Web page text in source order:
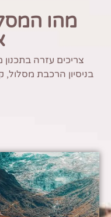
מהו
צריכים עזרה
בניסיון הרכבת מסלול,